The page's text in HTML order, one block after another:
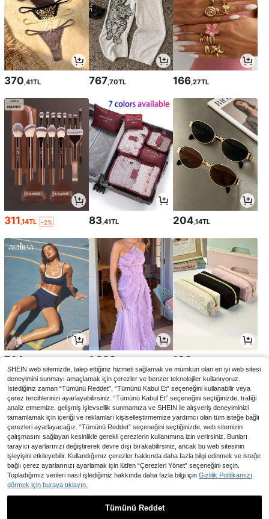
370 ,41TL 767 ,70TL 166 ,27TL
311,14TL -2% 83,41TL 204,14TL
744 1.998 100
67
SHEIN web sitemizde, talep ettiğiniz hizmeti sağlamak ve mümkün olan en iyi web sitesi
deneyimini sunmayı amaçlamak için çerezler ve benzer teknolojiler kullanıyoruz.
İstediğiniz zaman “Tümünü Reddet”, “Tümünü Kabul Et” seçeneğini kullanabilir veya
çerez tercihlerinizi ayarlayabilirsiniz. “Tümünü Kabul Et” seçeneğini seçtiğinizde, trafiği
analiz etmemize, gelişmiş işlevsellik sunmamıza ve SHEIN ile alışveriş deneyiminizi
tamamlamak için içeriği ve reklamları kişiselleştirmemize yardımcı olan tüm isteğe bağlı
çerezleri ayarlayacağız. “Tümünü Reddet” seçeneğini seçtiğinizde, web sitemizin
çalışmasını sağlayan kesinlikle gerekli çerezlerin kullanımına izin verirsiniz. Bunları
tarayıcı ayarlarınızı değiştirerek devre dışı bırakabilirsiniz, ancak bu web sitesinin
işleyişini etkileyebilir. Kullandığımız çerezler hakkında daha fazla bilgi edinmek ve isteğe
bağlı çerez ayarlarınızı ayarlamak için lütfen “Çerezleri Yönet” seçeneğini seçin.
Topladığımız verileri nasıl işlediğimiz hakkında daha fazla bilgi için Gizlilik Politikamızı
görmek için buraya tıklayın.
Tümünü Reddet